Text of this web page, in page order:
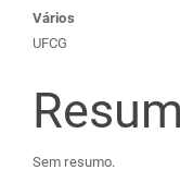
do
artigo
Vários
UFCG
Sem resumo.